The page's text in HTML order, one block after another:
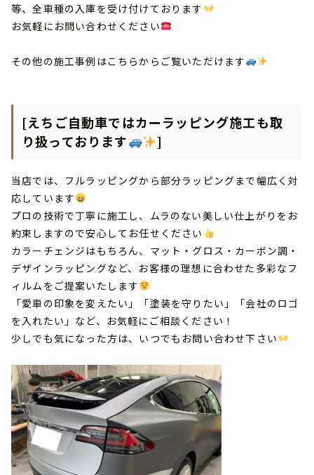
等、全車種の入庫を受け付けております
お気軽にお問い合わせください
その他の施工事例はこちらからご覧いただけます
[えちご自動車ではカーラッピング施工も取
り扱っております
]
当店では、フルラッピングから部分ラッピングまで幅広く対
応しています
プロの技術で丁寧に施工し、ムラのない美しい仕上がりをお
約束しますので安心してお任せください
カラーチェンジはもちろん、マット・グロス・カーボン調・
デザインラッピングなど、お客様の理想に合わせた多彩なフ
ィルムをご提案いたします
「愛車の印象を変えたい」「塗装を守りたい」「会社のロゴ
を入れたい」など、お気軽にご相談ください！
少しでも気になった方は、いつでもお問い合わせ下さい